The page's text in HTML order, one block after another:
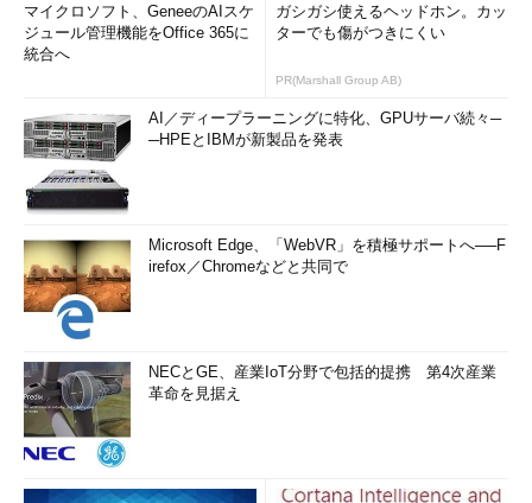
マイクロソフト、GeneeのAIスケ
ジュール管理機能をOffice 365に
統合へ
ガシガシ使えるヘッドホン。カッ
ターでも傷がつきにくい
PR(Marshall Group AB)
AI／ディープラーニングに特化、GPUサーバ続々─
─HPEとIBMが新製品を発表
Microsoft Edge、「WebVR」を積極サポートへ──F
irefox／Chromeなどと共同で
NECとGE、産業IoT分野で包括的提携 第4次産業
革命を見据え